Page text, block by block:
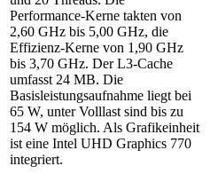
Performance-Kerne takten von
2,60 GHz bis 5,00 GHz, die
Effizienz-Kerne von 1,90 GHz
bis 3,70 GHz. Der L3-Cache
umfasst 24 MB. Die
Basisleistungsaufnahme liegt bei
65 W, unter Volllast sind bis zu
154 W möglich. Als Grafikeinheit
ist eine Intel UHD Graphics 770
integriert.